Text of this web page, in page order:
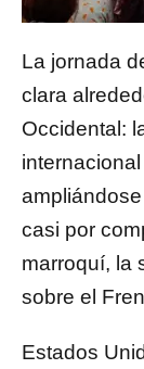
La jornada
clara
Occidental :
casi por
marroquí, la
sobre el
Estados